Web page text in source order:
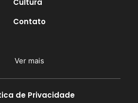
Cultura
Contato
Ver mais
de Privacidade